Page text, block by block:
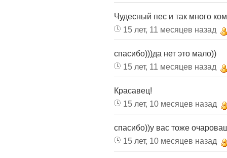
Чудесный пес и так много
15 лет, 11 месяцев назад
спасибо)))да нет это мало))
15 лет, 11 месяцев назад
Красавец!
15 лет, 10 месяцев назад
спасибо))у вас тоже
15 лет, 10 месяцев назад